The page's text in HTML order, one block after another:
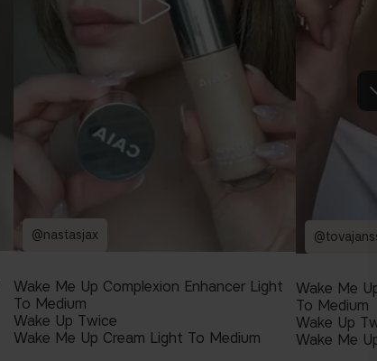
@nastasjax
Wake Me Up Complexion Enhancer Light
To Medium
Wake Up Twice
Wake Me Up Cream Light To Medium
Wake Me
To Medium
Wake Up
Wake Me